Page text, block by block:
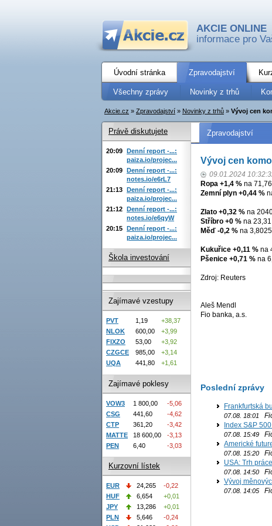
AKCIE ONLINE
informace pro
Úvodní stránka Zpravodajství
Všechny zprávy Novinky z trhů
Akcie.cz » Zpravodajství » Novinky z trhů » Vývoj cen
Zpravodajství
Vývoj cen
09.01.2024
Ropa +1,4 % na
Zemní plyn +0,44 %
Zlato +0,32 % na
Stříbro +0 % na
Měď -0,2 % na
Kukuřice +0,11 % na
Pšenice +0,71 % na
Zdroj: Reuters
Aleš Mendl
Fio banka, a.s.
Poslední zprávy
Frankfurtská
07.08. 18:01
Index S&P
07.08. 15:49
Americké
07.08. 15:20
USA: Trh
07.08. 14:50
Vývoj
07.08. 14:05
Právě diskutujete
20:09 Denní report -...:
paiza.io/projec...
20:09 Denní report -...:
notes.io/e6rL7
21:13 Denní report -...:
paiza.io/projec...
21:12 Denní report -...:
notes.io/e6qyW
20:15 Denní report -...:
paiza.io/projec...
Škola investování
Zajímavé vzestupy
PVT 1,19
+38,37
NLOK
600,00
+3,99
FIXZO
53,00
+3,92
CZGCE
985,00
+3,14
UQA
441,80 +1,61
Zajímavé poklesy
VOW3 1 800,00
-5,06
CSG
441,60
-4,62
CTP
361,20
-3,42
MATTE
18 600,00
-3,13
PEN
6,40 -3,03
Kurzovní lístek
EUR 24,265
-0,22
HUF
6,654
+0,01
JPY
13,286
+0,01
PLN
5,646
-0,24